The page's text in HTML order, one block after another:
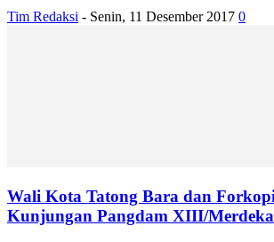
Tim Redaksi - Senin, 11 Desember 2017 0
Wali Kota Tatong Bara dan
Kunjungan Pangdam XIII/